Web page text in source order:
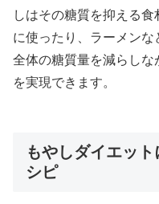
しはその糖質を抑える
に使ったり、ラーメン
全体の糖質量を減らし
を実現できます。
もやしダイエッ
シピ